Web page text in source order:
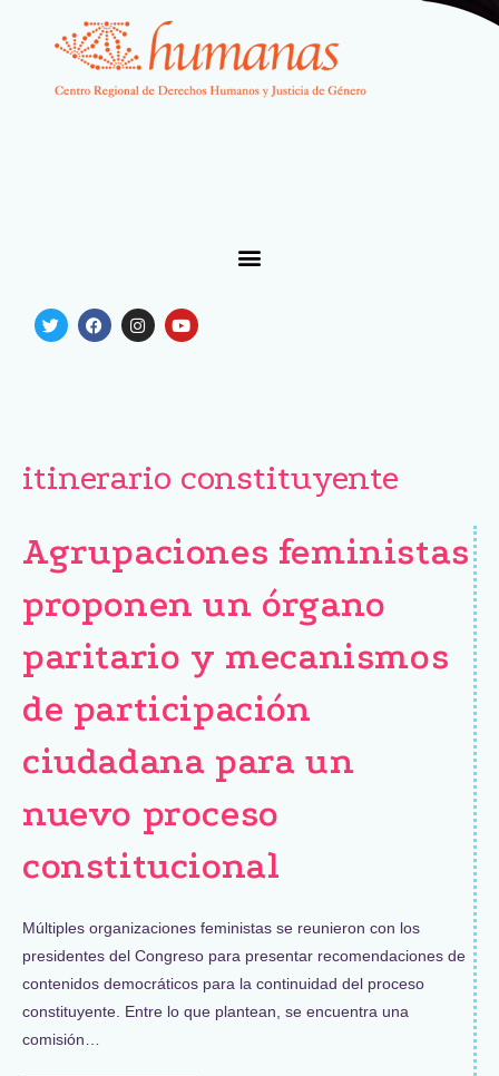
itinerario constituyente
Agrupaciones feministas
proponen un órgano
paritario y mecanismos
de participación
ciudadana para un
nuevo proceso
constitucional
Múltiples organizaciones feministas se reunieron con los
presidentes del Congreso para presentar recomendaciones de
contenidos democráticos para la continuidad del proceso
constituyente. Entre lo que plantean, se encuentra una
comisión…